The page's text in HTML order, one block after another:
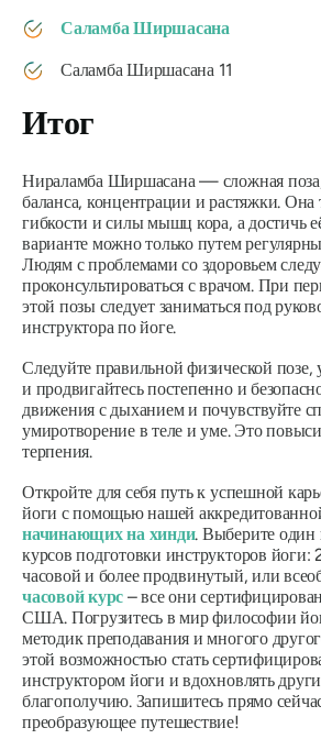
Саламба Ширшасана
Саламба Ширшасана 11
Итог
Нираламба Ширшасана— сложная
баланса, концентрации и растяжки. Она
гибкости и силы мышц кора, а достичь
варианте можно только путем
Людям с проблемами со здоровьем
проконсультироваться с врачом. При
этой позы следует заниматься под
инструктора по йоге.
Следуйте правильной физической позе,
и продвигайтесь постепенно и
движения с дыханием и почувствуйте
умиротворение в теле и уме. Это
терпения.
Откройте для себя путь к успешной
йоги с помощью нашей
начинающих на хинди. Выберите один
курсов подготовки инструкторов
часовой и более продвинутый, или
часовой курс – все они
США. Погрузитесь в мир философии
методик преподавания и многого
этой возможностью стать
инструктором йоги и вдохновлять
благополучию. Запишитесь прямо
преобразующее путешествие!